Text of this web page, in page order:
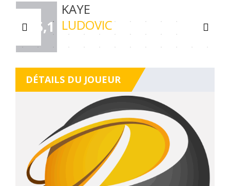
C15,1
KAYE
LUDOVIC
DÉTAILS DU JOUEUR